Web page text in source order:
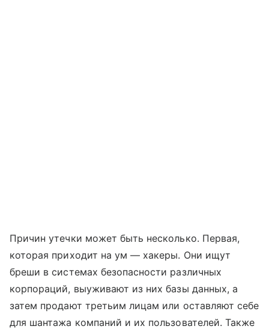
Причин утечки может быть несколько. Первая,
которая приходит на ум — хакеры. Они ищут
бреши в системах безопасности различных
корпораций, выуживают из них базы данных, а
затем продают третьим лицам или оставляют себе
для шантажа компаний и их пользователей. Также